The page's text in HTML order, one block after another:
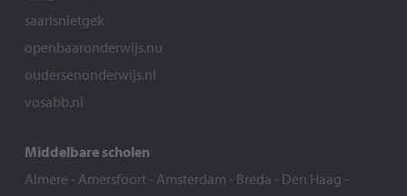
saarisnietgek
openbaaronderwijs.nu
oudersenonderwijs.nl
vosabb.nl
Middelbare scholen
Almere - Amersfoort- Amsterdam - Breda - Den Haag -